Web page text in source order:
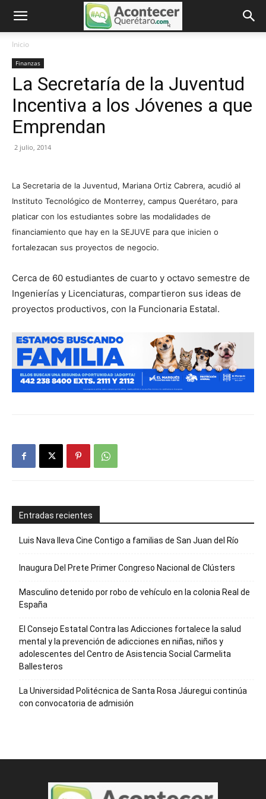
Inicio
Finanzas
La Secretaría de la Juventud
Incentiva a los Jóvenes a que
Emprendan
2 julio, 2014
La Secretaria de la Juventud, Mariana Ortiz Cabrera, acudió al
Instituto Tecnológico de Monterrey, campus Querétaro, para
platicar con los estudiantes sobre las modalidades de
financiamiento que hay en la SEJUVE para que inicien o
fortalezacan sus proyectos de negocio.
Cerca de 60 estudiantes de cuarto y octavo semestre de
Ingenierías y Licenciaturas, compartieron sus ideas de
proyectos productivos, con la Funcionaria Estatal.
Entradas recientes
Luis Nava lleva Cine Contigo a familias de San Juan del Río
Inaugura Del Prete Primer Congreso Nacional de Clústers
Masculino detenido por robo de vehículo en la colonia Real de
España
El Consejo Estatal Contra las Adicciones fortalece la salud
mental y la prevención de adicciones en niñas, niños y
adolescentes del Centro de Asistencia Social Carmelita
Ballesteros
La Universidad Politécnica de Santa Rosa Jáuregui continúa
con convocatoria de admisión